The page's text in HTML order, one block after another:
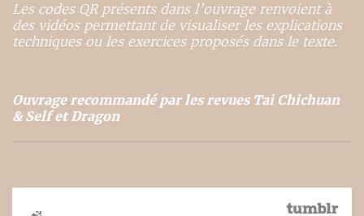
Les codes QR présents dans l’ouvrage renvoient à
des vidéos permettant de visualiser les explications
techniques ou les exercices proposés dans le texte.
Ouvrage recommandé par les revues Tai Chichuan
& Self et Dragon